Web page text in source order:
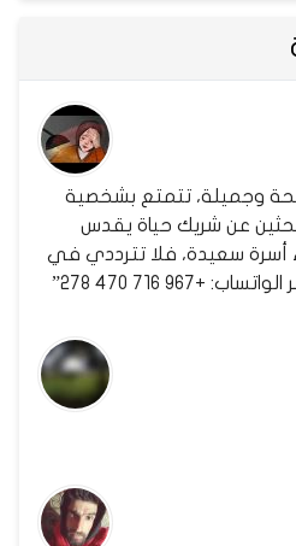
وجميلة، تتمتع بشخصية
عن شريك حياة يقدس
أسرة سعيدة، فلا تترددي في
716 470 278”